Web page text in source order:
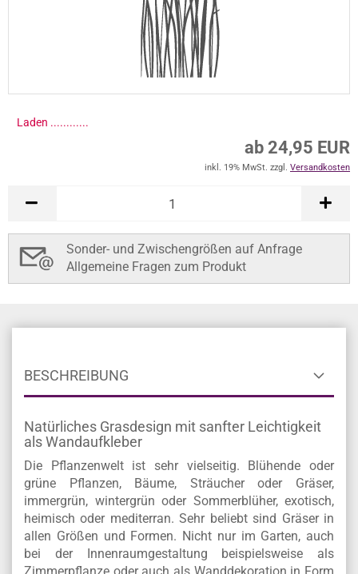
Laden .............
ab 24,95 EUR
inkl. 19% MwSt. zzgl. Versandkosten
Sonder- und Zwischengrößen auf Anfrage
Allgemeine Fragen zum Produkt
BESCHREIBUNG
Natürliches Grasdesign mit sanfter Leichtigkeit
als Wandaufkleber
Die Pflanzenwelt ist sehr vielseitig. Blühende oder
grüne Pflanzen, Bäume, Sträucher oder Gräser,
immergrün, wintergrün oder Sommerblüher, exotisch,
heimisch oder mediterran. Sehr beliebt sind Gräser in
allen Größen und Formen. Nicht nur im Garten, auch
bei der Innenraumgestaltung beispielsweise als